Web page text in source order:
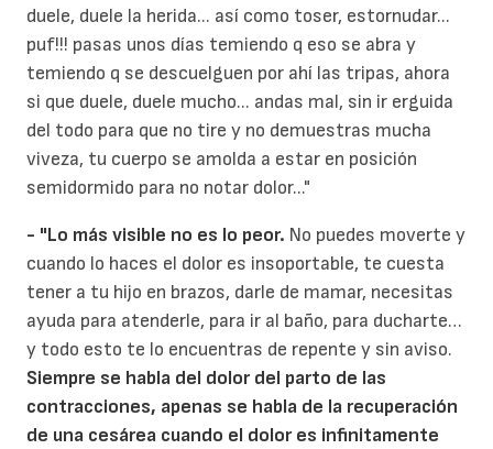
duele, duele la herida... así como toser, estornudar...
puf!!! pasas unos días temiendo q eso se abra y
temiendo q se descuelguen por ahí las tripas, ahora
si que duele, duele mucho... andas mal, sin ir erguida
del todo para que no tire y no demuestras mucha
viveza, tu cuerpo se amolda a estar en posición
semidormido para no notar dolor..."
- "Lo más visible no es lo peor. No puedes moverte y
cuando lo haces el dolor es insoportable, te cuesta
tener a tu hijo en brazos, darle de mamar, necesitas
ayuda para atenderle, para ir al baño, para ducharte…
y todo esto te lo encuentras de repente y sin aviso.
Siempre se habla del dolor del parto de las
contracciones, apenas se habla de la recuperación
de una cesárea cuando el dolor es infinitamente